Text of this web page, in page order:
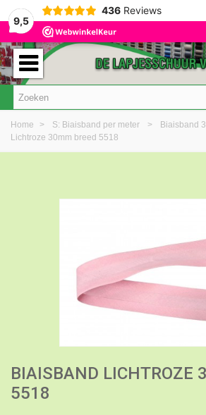
9,5
436 Reviews
Home > S: Biaisband per meter > Biaisband
Lichtroze 30mm breed 5518
BIAISBAND LICHTROZE
5518